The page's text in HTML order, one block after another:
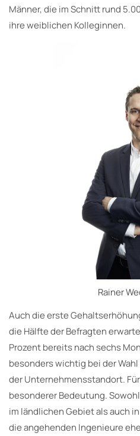
Männer, die im Schnitt rund
ihre weiblichen Kolleginnen.
Rainer
Auch die erste
die Hälfte der Befragten
Prozent bereits nach sechs
besonders wichtig bei der
der Unternehmensstandort.
besonderer Bedeutung.
im ländlichen Gebiet als auch
die angehenden Ingenieure